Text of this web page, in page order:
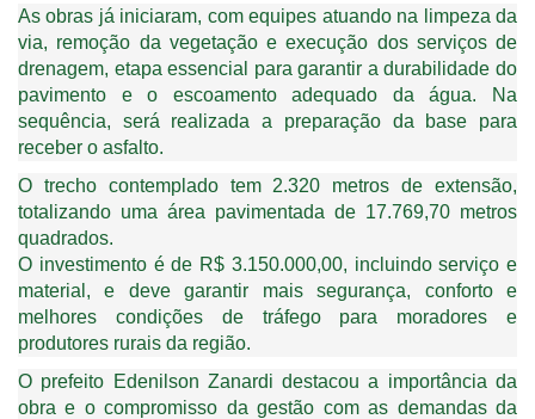
As obras já iniciaram, com equipes atuando na limpeza da
via, remoção da vegetação e execução dos serviços de
drenagem, etapa essencial para garantir a durabilidade do
pavimento e o escoamento adequado da água. Na
sequência, será realizada a preparação da base para
receber o asfalto.
O trecho contemplado tem 2.320 metros de extensão,
totalizando uma área pavimentada de 17.769,70 metros
quadrados.
O investimento é de R$ 3.150.000,00, incluindo serviço e
material, e deve garantir mais segurança, conforto e
melhores condições de tráfego para moradores e
produtores rurais da região.
O prefeito Edenilson Zanardi destacou a importância da
obra e o compromisso da gestão com as demandas da